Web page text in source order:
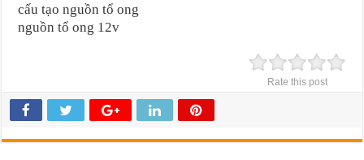
cấu tạo nguồn tổ ong
nguồn tổ ong 12v
Rate this post